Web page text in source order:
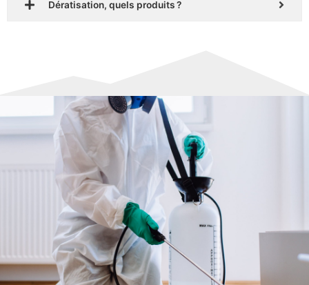
Dératisation, quels produits ?